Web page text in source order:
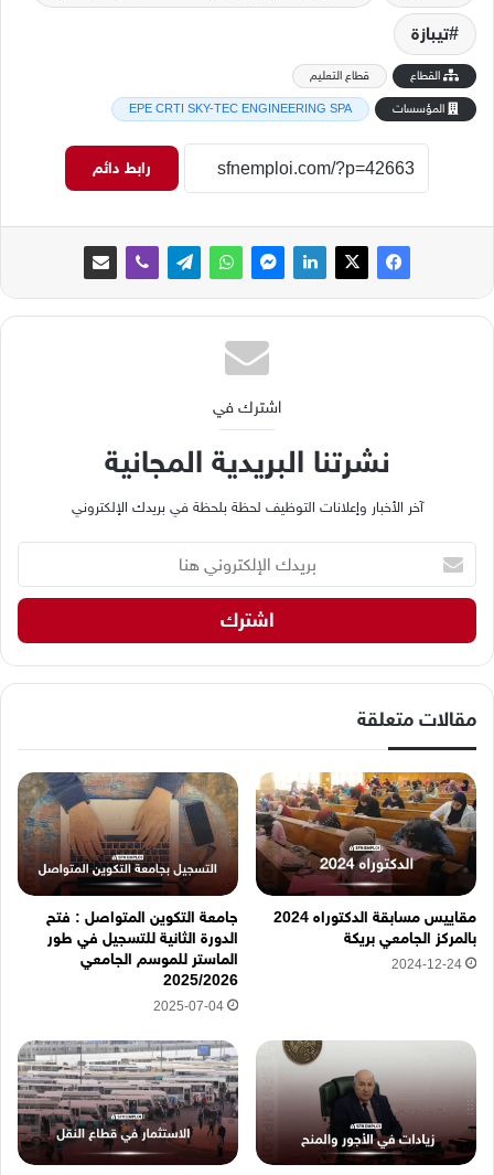
تيبازة
القطاع
قطاع التعليم
المؤسسات
EPE CRTI SKY-TEC ENGINEERING SPA
رابط دائم
اشترك في
نشرتنا البريدية المجانية
آخر الأخبار وإعلانات التوظيف لحظة بلحظة في بريدك الإلكتروني
ي
ك
ا
إ
ت
ر
و
ي
ن
ا
مقالات متعلقة
مقاييس مسابقة الدكتوراه 2024
بالمركز الجامعي بريكة
2024-12-24
جامعة التكوين المتواصل : فتح
الدورة الثانية للتسجيل في طور
الماستر للموسم الجامعي
2025/2026
2025-07-04